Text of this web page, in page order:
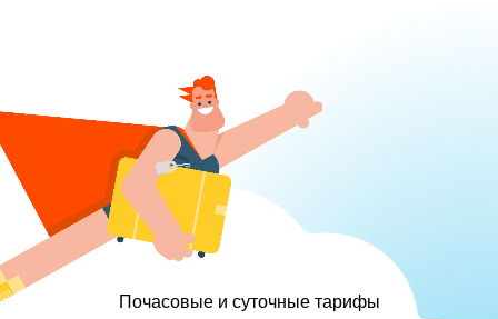
Почасовые и суточные тарифы